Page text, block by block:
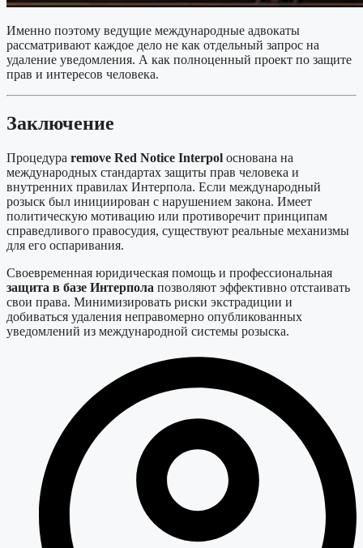
Именно поэтому ведущие международные адвокаты
рассматривают каждое дело не как отдельный запрос на
удаление уведомления. А как полноценный проект по защите
прав и интересов человека.
Заключение
Процедура remove Red Notice Interpol основана на
международных стандартах защиты прав человека и
внутренних правилах Интерпола. Если международный
розыск был инициирован с нарушением закона. Имеет
политическую мотивацию или противоречит принципам
справедливого правосудия, существуют реальные механизмы
для его оспаривания.
Своевременная юридическая помощь и профессиональная
защита в базе Интерпола позволяют эффективно отстаивать
свои права. Минимизировать риски экстрадиции и
добиваться удаления неправомерно опубликованных
уведомлений из международной системы розыска.